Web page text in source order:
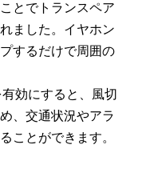
とでトランスペア
ました。イヤホン
するだけで周囲の
効にすると、風切
、交通状況やアラ
ことができます。